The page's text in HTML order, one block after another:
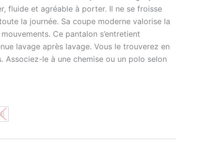
fluide et agréable à porter. Il ne se froisse
la journée. Sa coupe moderne valorise la
Ce pantalon s’entretient
lavage après lavage. Vous le trouverez en
Associez-le à une chemise ou un polo selon